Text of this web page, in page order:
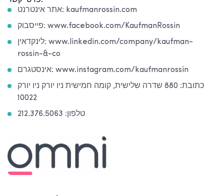
אתר אינטרנט: kaufmanrossin.com
פייסבוק: www.facebook.com/KaufmanRossin
לינקדאין: www.linkedin.com/company/kaufman-
rossin-&-co
אינסטגרם: www.instagram.com/kaufmanrossin
כתובת: 880 שדרה שלישית, קומה חמישית ניו יורק ניו יורק
10022
טלפון: 212.376.5063